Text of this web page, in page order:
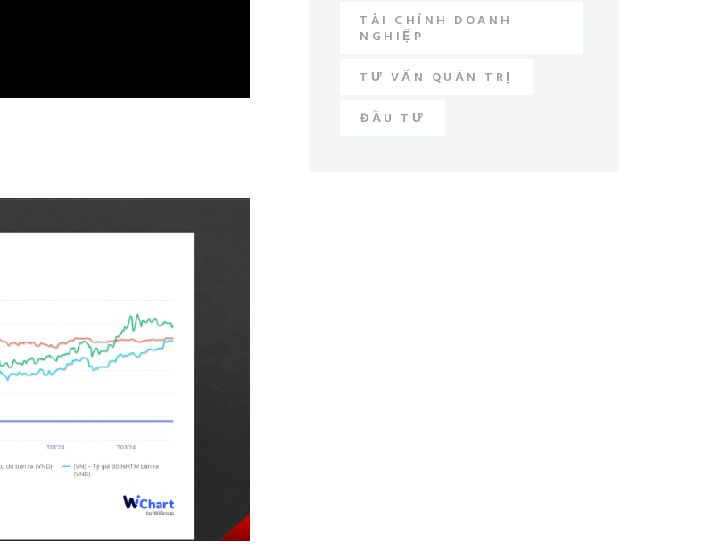
TÀI CHÍNH DOANH
NGHIỆP
TƯ VẤN QUẢN TRỊ
ĐẦU TƯ